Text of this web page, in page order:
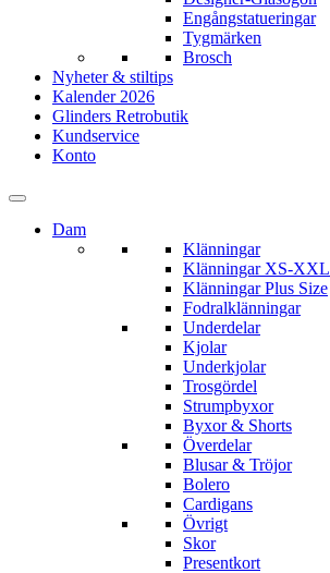
Engångstatueringar
Tygmärken
Brosch
Nyheter & stiltips
Kalender 2026
Glinders Retrobutik
Kundservice
Konto
Dam
Klänningar
Klänningar XS-XXL
Klänningar Plus Size
Fodralklänningar
Underdelar
Kjolar
Underkjolar
Trosgördel
Strumpbyxor
Byxor & Shorts
Överdelar
Blusar & Tröjor
Bolero
Cardigans
Övrigt
Skor
Presentkort